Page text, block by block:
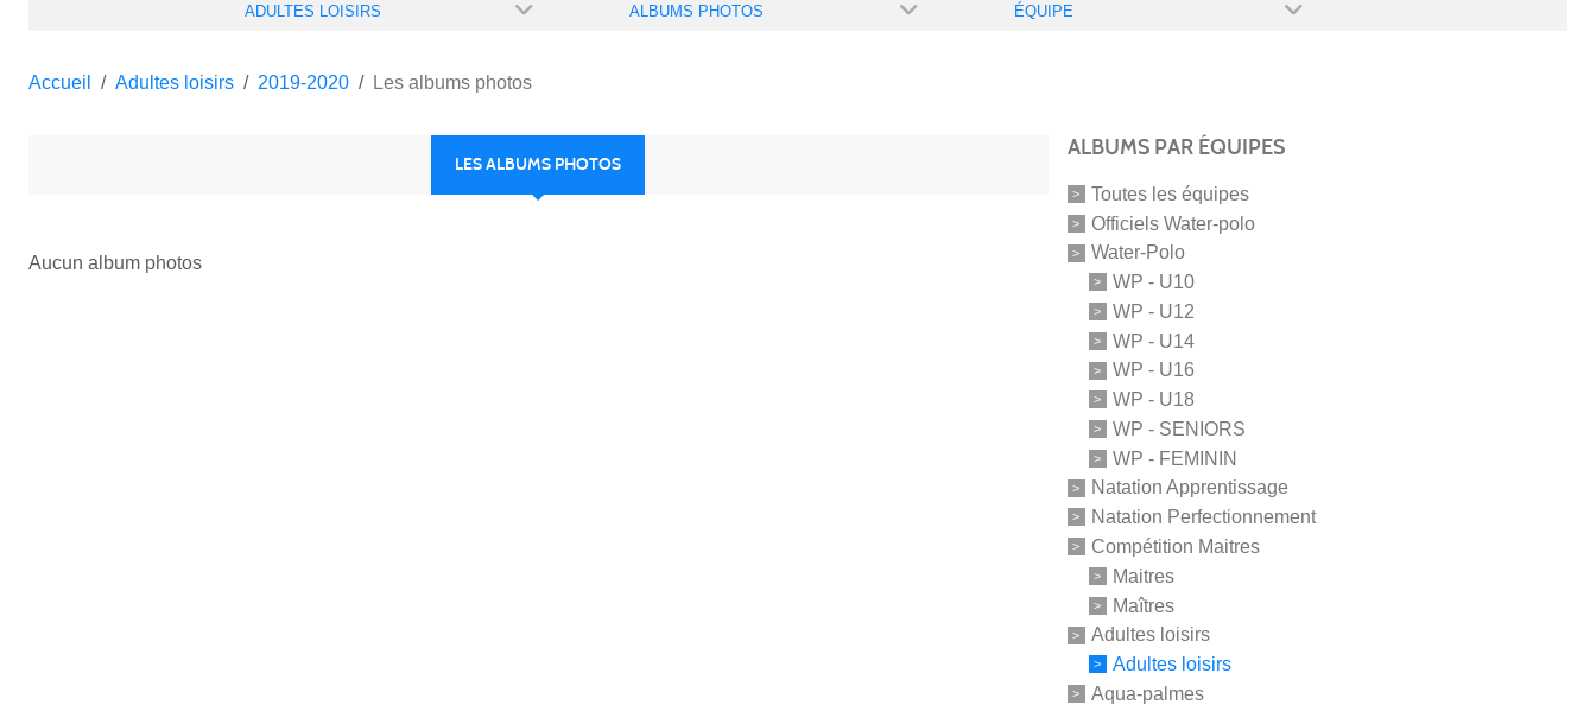
ADULTES LOISIRS ALBUMS PHOTOS ÉQUIPE
Accueil Adultes loisirs 2019-2020 Les albums photos
LES ALBUMS PHOTOS
Aucun album photos
ALBUMS PAR ÉQUIPES
Toutes les équipes
Officiels Water-polo
Water-Polo
WP - U10
WP - U12
WP - U14
WP - U16
WP - U18
WP - SENIORS
WP - FEMININ
Natation Apprentissage
Natation Perfectionnement
Compétition Maitres
Maitres
Maîtres
Adultes loisirs
Adultes loisirs
Aqua-palmes